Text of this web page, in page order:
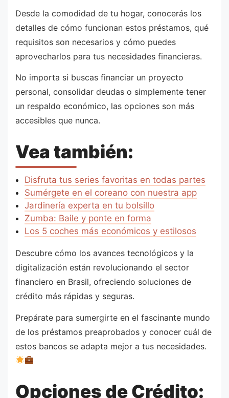
Desde la comodidad de tu hogar, conocerás los
detalles de cómo funcionan estos préstamos, qué
requisitos son necesarios y cómo puedes
aprovecharlos para tus necesidades financieras.
No importa si buscas financiar un proyecto
personal, consolidar deudas o simplemente tener
un respaldo económico, las opciones son más
accesibles que nunca.
Vea también:
Disfruta tus series favoritas en todas partes
Sumérgete en el coreano con nuestra app
Jardinería experta en tu bolsillo
Zumba: Baile y ponte en forma
Los 5 coches más económicos y estilosos
Descubre cómo los avances tecnológicos y la
digitalización están revolucionando el sector
financiero en Brasil, ofreciendo soluciones de
crédito más rápidas y seguras.
Prepárate para sumergirte en el fascinante mundo
de los préstamos preaprobados y conocer cuál de
estos bancos se adapta mejor a tus necesidades.
Opciones de Crédito: